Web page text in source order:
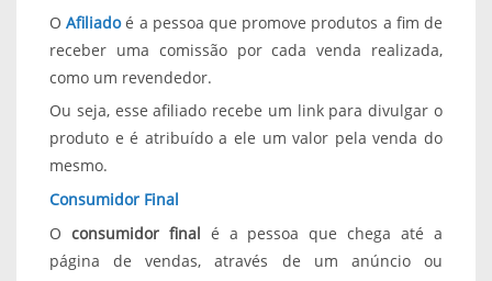
O Afiliadoé a pessoa que promove produtos a fim de
receber uma comissão por cada venda realizada,
como um revendedor.
Ou seja, esse afiliado recebe um link para divulgar o
produto e é atribuído a ele um valor pela venda do
mesmo.
Consumidor Final
O consumidor final é a pessoa que chega até a
página de vendas, através de um anúncio ou